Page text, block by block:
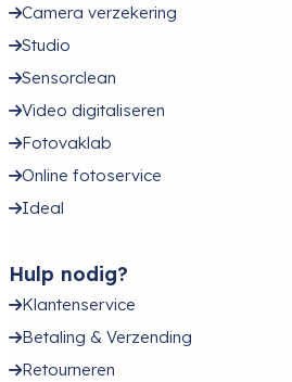
Camera verzekering
Studio
Sensorclean
Video digitaliseren
Fotovaklab
Online fotoservice
Ideal
Hulp nodig?
Klantenservice
Betaling & Verzending
Retourneren